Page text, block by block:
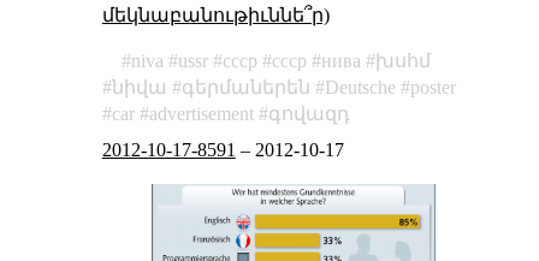
մեկնաբանութիւննե՞ր)
niva ussr ссср cccp нива
խսհմ
նիվա
գերմաներեն Deutsche
poster
car
advertisement
գովազդ
2012-10-17-8591 – 2012-10-17